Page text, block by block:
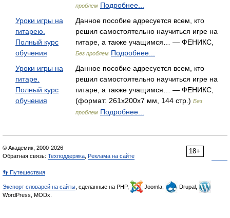
проблем Подробнее...
Уроки игры на
гитарею.
Полный курс
обучения
Данное пособие адресуется всем, кто
решил самостоятельно научиться игре на
гитаре, а также учащимся… — ФЕНИКС,
Без проблем Подробнее...
Уроки игры на
гитаре.
Полный курс
обучения
Данное пособие адресуется всем, кто
решил самостоятельно научиться игре на
гитаре, а также учащимся… — ФЕНИКС,
(формат: 261х200х7 мм, 144 стр.) Без
проблем Подробнее...
18+
© Академик, 2000-2026
Обратная связь: Техподдержка Реклама на сайте
👣 Путешествия
Экспорт словарей на сайты , сделанные на PHP, Joomla,
Drupal,
WordPress, MODx.